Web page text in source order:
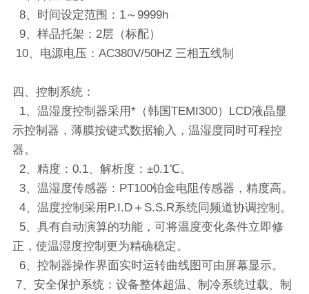
8、时间设定范围：1～9999h
9、样品托架：2层（标配）
10、电源电压：AC380V/50HZ 三相五线制
四、控制系统：
1、温湿度控制器采用*（韩国TEMI300）LCD液晶显
示控制器，薄膜按键式数据输入，温湿度同时可程控
器。
2、精度：0.1、解析度：±0.1℃。
3、温湿度传感器：PT100铂金电阻传感器，精度高。
4、温度控制采用P.I.D＋S.S.R系统同频道协调控制。
5、具有自动演算的功能，可将温度变化条件立即修
正，使温湿度控制更为精确稳定。
6、控制器操作界面实时运转曲线图可由屏幕显示。
7、安全保护系统：设备整体超温、制冷系统过载、制